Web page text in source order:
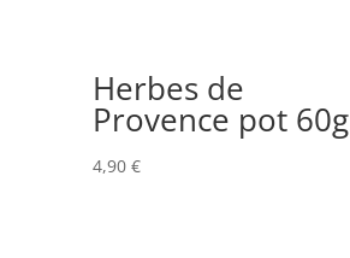
Herbes de
Provence pot 60g
4,90€